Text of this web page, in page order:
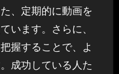
、定期的に動画を
います。さらに、
握することで、よ
成功している人た